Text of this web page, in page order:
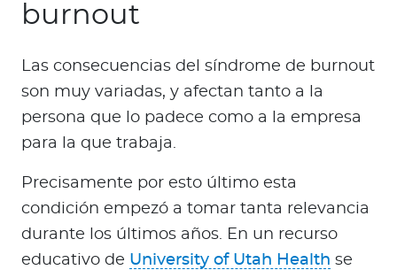
burnout
Las consecuencias del síndrome de burnout
son muy variadas, y afectan tanto a la
persona que lo padece como a la empresa
para la que trabaja.
Precisamente por esto último esta
condición empezó a tomar tanta relevancia
durante los últimos años. En un recurso
educativo de University of Utah Health se